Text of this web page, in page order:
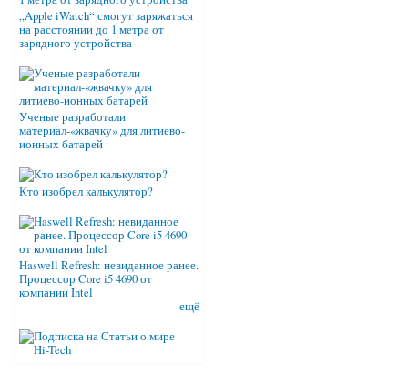
„Apple iWatch“ смогут заряжаться
на расстоянии до 1 метра от
зарядного устройства
Ученые разработали
материал-«жвачку» для литиево-
ионных батарей
Кто изобрел калькулятор?
Haswell Refresh: невиданное ранее.
Процессор Core i5 4690 от
компании Intel
ещё